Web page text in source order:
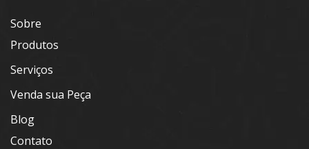
Sobre
Produtos
Serviços
Venda sua Peça
Blog
Contato